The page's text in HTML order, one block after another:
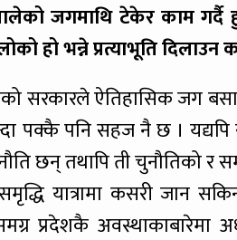
जगमाथि टेकेर काम
हो भन्ने प्रत्याभूति
सरकारले ऐतिहासिक जग
पक्कै पनि सहज नै छ ।
छन् तथापि ती चुनौतिको र
यात्रामा कसरी जान
प्रदेशकै